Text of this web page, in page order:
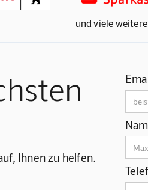
und viele
Ihnen zu helfen.